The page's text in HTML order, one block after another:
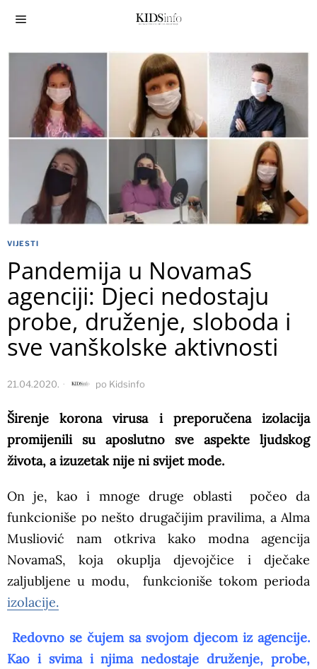
VIJESTI
Pandemija u NovamaS
agenciji: Djeci nedostaju
probe, druženje, sloboda i
sve vanškolske aktivnosti
21.04.2020. po Kidsinfo
Širenje korona virusa i preporučena izolacija
promijenili su aposlutno sve aspekte ljudskog
života, a izuzetak nije ni svijet mode.
On je, kao i mnoge druge oblasti počeo da
funkcioniše po nešto drugačijim pravilima, a Alma
Musliović nam otkriva kako modna agencija
NovamaS, koja okuplja djevojčice i dječake
zaljubljene u modu, funkcioniše tokom perioda
izolacije.
Redovno se čujem sa svojom djecom iz agencije.
Kao i svima i njima nedostaje druženje, probe,